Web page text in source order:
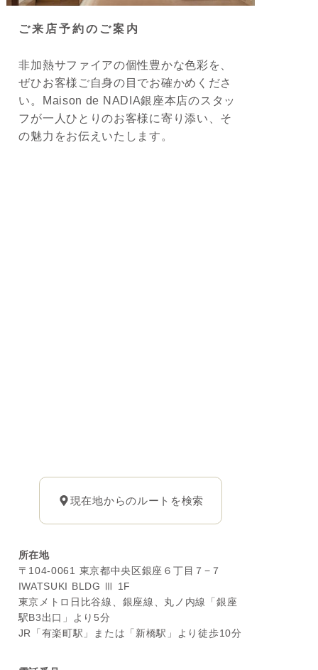
ご来店予約のご案内
非加熱サファイアの個性豊かな色彩を、
ぜひお客様ご自身の目でお確かめくださ
い。Maison de NADIA銀座本店のスタッ
フが一人ひとりのお客様に寄り添い、そ
の魅力をお伝えいたします。
現在地からのルートを検索
所在地
〒104-0061 東京都中央区銀座６丁目７−７
IWATSUKI BLDG Ⅲ 1F
東京メトロ日比谷線、銀座線、丸ノ内線「銀座
駅B3出口」より5分
JR「有楽町駅」または「新橋駅」より徒歩10分